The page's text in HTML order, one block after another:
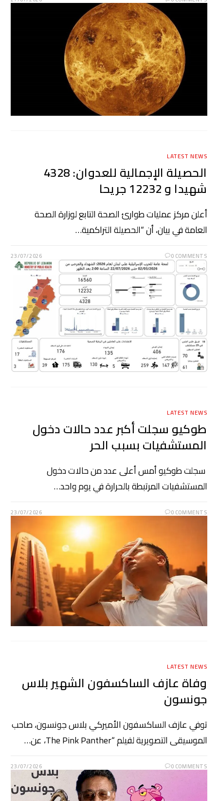
LATEST NEWS
الحصيلة الإجمالية للعدوان: 4328
شهيدا و 12232 جريحا
أعلن مركز عمليات طوارئ الصحة التابع لوزارة الصحة
العامة في بيان، أن “الحصيلة التراكمية…
0 COMMENTS
23/07/2026
LATEST NEWS
طوكيو سجلت أكبر عدد حالات دخول
المستشفيات بسبب الحر
سجلت طوكيو أمس أعلى عدد من حالات دخول
المستشفيات المرتبطة بالحرارة في يوم واحد…
0 COMMENTS
23/07/2026
LATEST NEWS
وفاة عازف الساكسفون الشهير بلاس
جونسون
توفي عازف الساكسفون الأميركي بلاس جونسون، صاحب
الموسيقى التصويرية لفيلم “The Pink Panther، عن…
0 COMMENTS
23/07/2026